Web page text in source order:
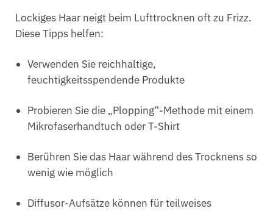
Lockiges Haar neigt beim Lufttrocknen oft zu Frizz.
Diese Tipps helfen:
Verwenden Sie reichhaltige,
feuchtigkeitsspendende Produkte
Probieren Sie die „Plopping“-Methode mit einem
Mikrofaserhandtuch oder T-Shirt
Berühren Sie das Haar während des Trocknens so
wenig wie möglich
Diffusor-Aufsätze können für teilweises